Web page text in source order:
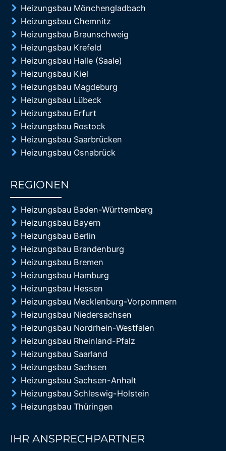
Heizungsbau Mönchengladbach
Heizungsbau Chemnitz
Heizungsbau Braunschweig
Heizungsbau Krefeld
Heizungsbau Halle (Saale)
Heizungsbau Kiel
Heizungsbau Magdeburg
Heizungsbau Lübeck
Heizungsbau Erfurt
Heizungsbau Rostock
Heizungsbau Saarbrücken
Heizungsbau Osnabrück
REGIONEN
Heizungsbau Baden-Württemberg
Heizungsbau Bayern
Heizungsbau Berlin
Heizungsbau Brandenburg
Heizungsbau Bremen
Heizungsbau Hamburg
Heizungsbau Hessen
Heizungsbau Mecklenburg-Vorpommern
Heizungsbau Niedersachsen
Heizungsbau Nordrhein-Westfalen
Heizungsbau Rheinland-Pfalz
Heizungsbau Saarland
Heizungsbau Sachsen
Heizungsbau Sachsen-Anhalt
Heizungsbau Schleswig-Holstein
Heizungsbau Thüringen
IHR ANSPRECHPARTNER